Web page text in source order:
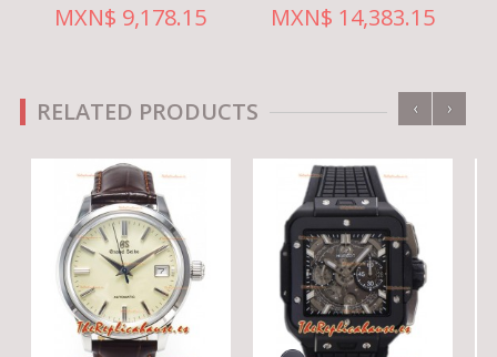
MXN$ 9,178.15 MXN$ 14,383.15
RELATED PRODUCTS ‹ ›